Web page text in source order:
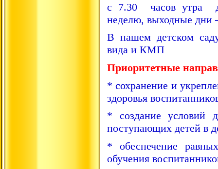
с 7.30 часов утра
неделю, выходные дни
В нашем детском
вида и КМП
Приоритетные
* сохранение и
здоровья
* создание условий
поступающих детей в
* обеспечение
обучения